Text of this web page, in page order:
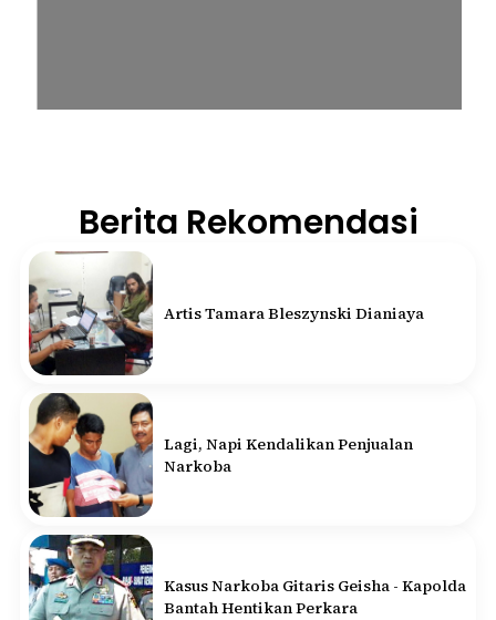
Berita Rekomendasi
Artis Tamara Bleszynski Dianiaya
Lagi, Napi Kendalikan Penjualan
Narkoba
Kasus Narkoba Gitaris Geisha - Kapolda
Bantah Hentikan Perkara